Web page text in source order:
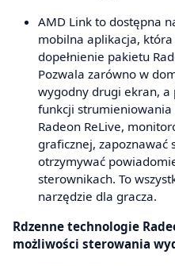
AMD Link to dostępna
mobilna aplikacja, która
dopełnienie pakietu
Pozwala zarówno w
wygodny drugi ekran, a
funkcji
Radeon ReLive,
graficznej, zapoznawać
otrzymywać
sterownikach. To
narzędzie dla gracza.
Rdzenne technologie
możliwości sterowania